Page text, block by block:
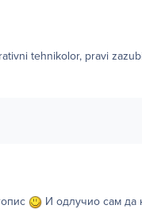
tehnikolor, pravi
И одлучио сам да